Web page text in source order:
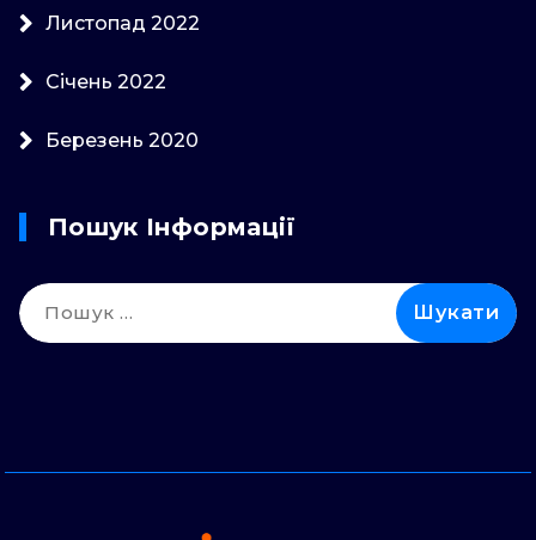
Листопад 2022
Січень 2022
Березень 2020
Пошук Інформації
Пошук: